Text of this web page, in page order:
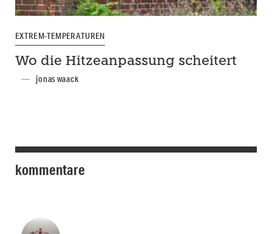
EXTREM-TEMPERATUREN
Wo die Hitzeanpassung scheitert
jonas waack
kommentare